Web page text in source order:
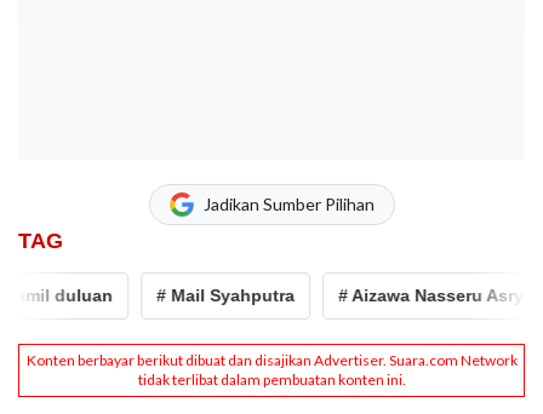
Jadikan Sumber Pilihan
TAG
duluan # Mail Syahputra # Aizawa Nasseru Asry